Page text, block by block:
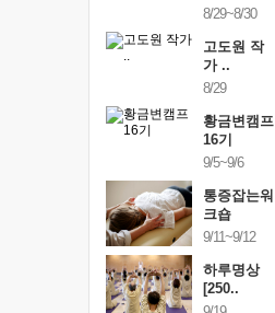
8/29~8/30
고도원 작
가 ..
8/29
황금변캠프
16기
9/5~9/6
통증잡는워
크숍
9/11~9/12
하루명상
[250..